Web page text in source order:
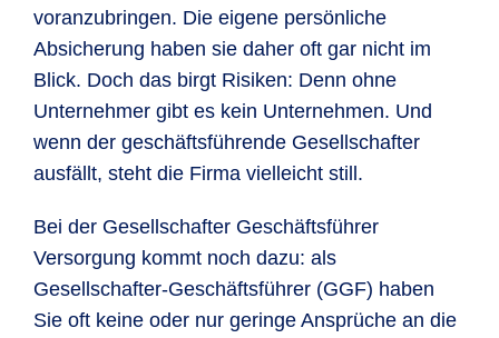
voranzubringen. Die eigene persönliche
Absicherung haben sie daher oft gar nicht im
Blick. Doch das birgt Risiken: Denn ohne
Unternehmer gibt es kein Unternehmen. Und
wenn der geschäftsführende Gesellschafter
ausfällt, steht die Firma vielleicht still.
Bei der Gesellschafter Geschäftsführer
Versorgung kommt noch dazu: als
Gesellschafter-Geschäftsführer (GGF) haben
Sie oft keine oder nur geringe Ansprüche an die